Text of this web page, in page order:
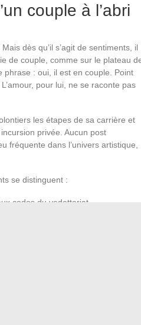
couple à l’abri
dès qu’il s’agit de sentiments, il
de couple, comme sur le plateau
phrase : oui, il est en couple. Point
pour lui, ne se raconte pas
les étapes de sa carrière et
privée. Aucun post
fréquente dans l’univers artistique,
se distinguent :
codes du vedettariat.